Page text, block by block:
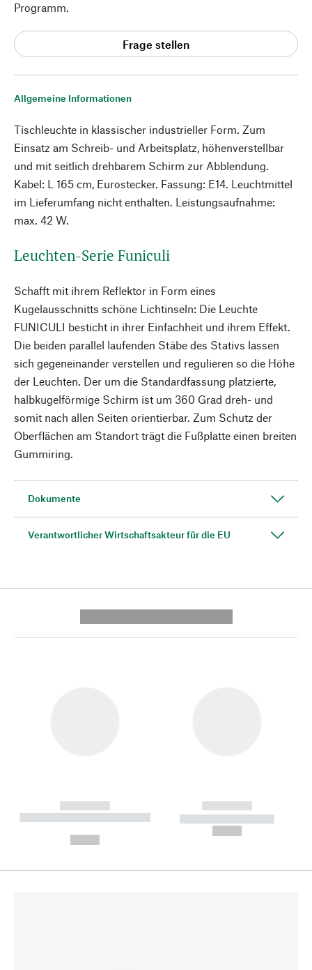
Allgemeine Informationen
Tischleuchte in klassischer industrieller Form. Zum
Einsatz am Schreib- und Arbeitsplatz, höhenverstellbar
und mit seitlich drehbarem Schirm zur Abblendung.
Kabel: L 165 cm, Eurostecker. Fassung: E14. Leuchtmittel
im Lieferumfang nicht enthalten. Leistungsaufnahme:
max. 42 W.
Leuchten-Serie Funiculi
Schafft mit ihrem Reflektor in Form eines
Kugelausschnitts schöne Lichtinseln: Die Leuchte
FUNICULI besticht in ihrer Einfachheit und ihrem Effekt.
Die beiden parallel laufenden Stäbe des Stativs lassen
sich gegeneinander verstellen und regulieren so die Höhe
der Leuchten. Der um die Standardfassung platzierte,
halbkugelförmige Schirm ist um 360 Grad dreh- und
somit nach allen Seiten orientierbar. Zum Schutz der
Oberflächen am Standort trägt die Fußplatte einen breiten
Gummiring.
Dokumente
Verantwortlicher Wirtschaftsakteur für die EU
Programm.
Frage stellen
------------
----------- ----------- --------
------------
----------- -----------